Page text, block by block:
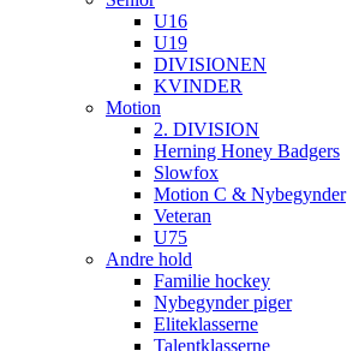
U16
U19
DIVISIONEN
KVINDER
Motion
2. DIVISION
Herning Honey Badgers
Slowfox
Motion C & Nybegynder
Veteran
U75
Andre hold
Familie hockey
Nybegynder piger
Eliteklasserne
Talentklasserne